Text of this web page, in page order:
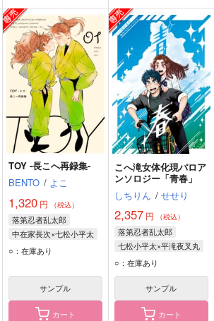
TOY -長こへ再録集-
BENTO / よこ
1,320 円 （税込）
落第忍者乱太郎
中在家長次×七松小平太
中在家長次
○：在庫あり
サンプル
カート
こへ滝女体化現パロア
ンソロジー「青春」
しちりん / せせり
2,357円 （税込）
落第忍者乱太郎
七松小平太×平滝夜叉丸
平滝夜叉丸
七松小平太
○：在庫あり
サンプル
カート